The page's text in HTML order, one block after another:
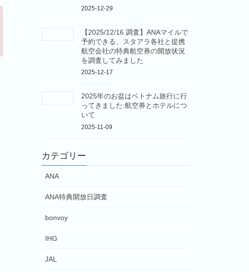
2025-12-29
【2025/12/16 調査】ANAマイルで
予約できる、スタアラ各社と提携
航空会社の特典航空券の開放状況
を調査してみました
2025-12-17
2025年のお盆はベトナム旅行に行
ってきました:航空券とホテルにつ
いて
2025-11-09
カテゴリー
ANA
ANA特典開放日調査
bonvoy
IHG
JAL